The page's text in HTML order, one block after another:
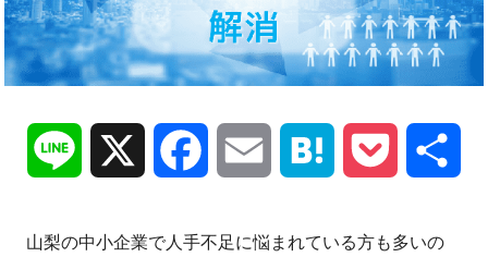
Line Facebook Email Hatena Pocket
山梨の中小企業で人手不足に悩まれている方も多いの